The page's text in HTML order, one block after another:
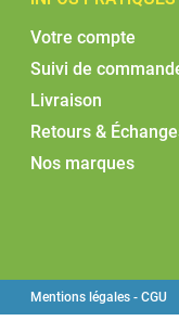
Votre compte
Suivi de
Livraison
Retours &
Nos marques
Mentions légales - CGU